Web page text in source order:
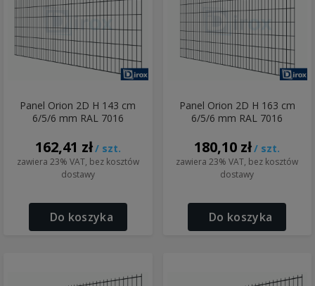
Panel Orion 2D H 143 cm
6/5/6 mm RAL 7016
162,41 zł/ szt.
zawiera 23% VAT, bez kosztów
dostawy
Do koszyka
Panel Orion 2D H 163 cm
6/5/6 mm RAL 7016
180,10 zł/ szt.
zawiera 23% VAT, bez kosztów
dostawy
Do koszyka